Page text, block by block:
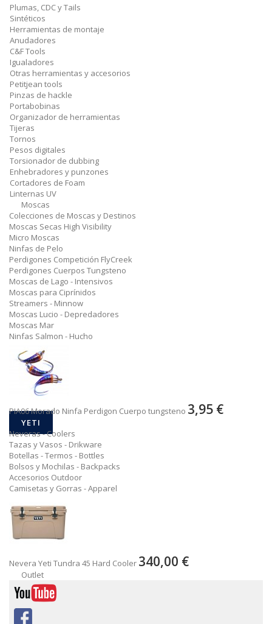
Plumas, CDC y Tails
Sintéticos
Herramientas de montaje
Anudadores
C&F Tools
Igualadores
Otras herramientas y accesorios
Petitjean tools
Pinzas de hackle
Portabobinas
Organizador de herramientas
Tijeras
Tornos
Pesos digitales
Torsionador de dubbing
Enhebradores y punzones
Cortadores de Foam
Linternas UV
Moscas
Colecciones de Moscas y Destinos
Moscas Secas High Visibility
Micro Moscas
Ninfas de Pelo
Perdigones Competición FlyCreek
Perdigones Cuerpos Tungsteno
Moscas de Lago - Intensivos
Moscas para Ciprínidos
Streamers - Minnow
Moscas Lucio - Depredadores
Moscas Mar
Ninfas Salmon - Hucho
PIA06 Morado Ninfa Perdigon Cuerpo tungsteno 3,95 €
YETI
Neveras - Coolers
Tazas y Vasos - Drikware
Botellas - Termos - Bottles
Bolsos y Mochilas - Backpacks
Accesorios Outdoor
Camisetas y Gorras - Apparel
Nevera Yeti Tundra 45 Hard Cooler 340,00 €
Outlet